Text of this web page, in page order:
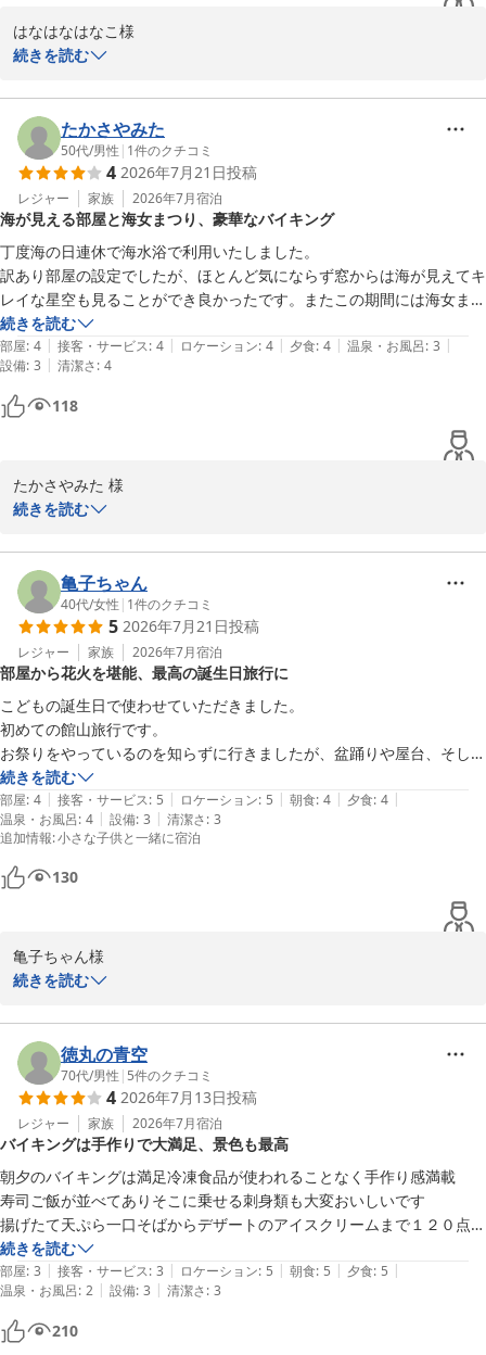
2部屋での宿泊でしたが、1部屋は洗面台やお風呂が黒カビだらけ、カ
ーテンも真っ黒で、焦げた後もありました。
ある程度古さはわかっての予約でしたが、部屋風呂は絶対に使用したく
清掃は綺麗だったので、ハズレ部屋だったのだと思います。
コンセントの数ももう少しあると便利です。
ただオーシャンビューはとてもよく、しかも当日、地元のお祭りがあ
り、部屋から花火を見られたのがサプライズ！
はなはなはなこ様
す。また、食事に関する温かいお言葉をいただき、大変嬉しく存じ
ます。ブュッフェスタイルの食事がご家族皆様にご満足いただけた
こと、特に揚げたての天ぷらや出来立てのオムレツをお楽しみいた
だけたことに感謝いたします。お客様からの貴重なご意見として、
浜焼きの食べ頃に関する案内は今後の改善点として検討させていた
だきます。
ただ、ご宿泊のお部屋の清掃状態についてはご不便をおかけし、大
変申し訳ございません。ご指摘いただいた点については、スタッフ
に共有し、今後のサービス向上に努めます。また、コンセントの数
に関しましても、今後の改善に役立てさせていただきます。オーシ
ャンビューや地元のお祭りの花火をお楽しみいただけたことは何よ
りでございます。
ホテル南海荘
味覚と眺望の宿 ホテル南海荘
2026-07-24
続きを読む
たかさやみた
50代/男性 | 1件のクチコミ
4 2026年7月21日投稿
レジャー 家族 2026年7月宿泊
海が見える部屋と海女まつり、豪華なバイキング
丁度海の日連休で海水浴で利用いたしました。
訳あり部屋の設定でしたが、ほとんど気にならず窓からは海が見えてキ
レイな星空も見ることができ良かったです。またこの期間には海女まつ
りが目の前で開催されており海女さん姿の方々が港をたいまつをもちな
がら遊泳するのが幻想的で良かったです
夕飯バイキングは色々な種類がありえびホタテサザエ焼きもあり食べ過
ぎ飲み過ぎ腹一杯でした。笑
シーズンですし、今時はどこも高いので仕方ないですが、もう少しリー
続きを読む
部屋: 4 | 接客・サービス: 4 | ロケーション: 4 | 夕食: 4 | 温泉・お風呂: 3 |
設備: 3 | 清潔さ: 4
118
たかさやみた 様
す。海の日の連休にお越しいただき、素晴らしい体験をされたこと
を嬉しく思います。
お部屋についてのご感想をいただき、ありがとうございます。窓か
らの美しい海の景色や星空をお楽しみいただけたとのこと、大変光
栄です。また、海女まつりの幻想的な雰囲気もお楽しみいただけた
ようで何よりです。
夕食のバイキングにつきましても、様々な料理を味わっていただけ
たことを嬉しく思います。料金についてのご意見は今後の参考とさ
せていただきます。
再度のご来館を心よりお待ち申し上げております。
ホテル南海荘
2026-07-22
続きを読む
亀子ちゃん
40代/女性 | 1件のクチコミ
5 2026年7月21日投稿
レジャー 家族 2026年7月宿泊
部屋から花火を堪能、最高の誕生日旅行に
こどもの誕生日で使わせていただきました。
初めての館山旅行です。
お祭りをやっているのを知らずに行きましたが、盆踊りや屋台、そして
花火も部屋の窓から目の前でみれて最高でした！（全部屋から見えるよ
うになっているのか、お誕生日でその部屋にしていただけたの
か・・・！？)
子供たちも大喜びで、来年も来たい！と言っていましたので、また是非
泊まらせていただきたいです★
年季が入っている感は否めませんが、従業員の皆さまはとても親切で気
持ちよく、おかげ様で素敵な誕生日旅行になりました。なにより、館山
が大好きになりました！
続きを読む
部屋: 4 | 接客・サービス: 5 | ロケーション: 5 | 朝食: 4 | 夕食: 4 |
温泉・お風呂: 4 | 設備: 3 | 清潔さ: 3
追加情報:小さな子供と一緒に宿泊
130
亀子ちゃん様
ます。また、お子様の誕生日を当館でお祝いしていただけたこと、
大変光栄に思っております。
お祭りのイベントや花火をお楽しみいただけたとのこと、私たちも
嬉しく思います。特にお誕生日という特別な日にお子様たちが喜ん
でくださったことは、私たちにとっても何よりの励みとなります。
館内の雰囲気や従業員のサービスについてもお褒めいただき、心よ
り感謝申し上げます。私たちはお客様に快適なご滞在を提供できる
よう、日々努力しております。
来年のご利用をお待ち申し上げております。どうぞ今後ともよろし
くお願いいたします。
ホテル南海荘
続きを読む
徳丸の青空
70代/男性 | 5件のクチコミ
4 2026年7月13日投稿
レジャー 家族 2026年7月宿泊
バイキングは手作りで大満足、景色も最高
朝夕のバイキングは満足冷凍食品が使われることなく手作り感満載
寿司ご飯が並べてありそこに乗せる刺身類も大変おいしいです
揚げたて天ぷら一口そばからデザートのアイスクリームまで１２０点満
点の高評価
残念は風呂です外の景色が見えない作りですがシャワーなどは水圧充分
です
目の前の水平線大島利島などが眺められ飲み放題付きですのでお勧めい
たします
続きを読む
部屋: 3 | 接客・サービス: 3 | ロケーション: 5 | 朝食: 5 | 夕食: 5 |
温泉・お風呂: 2 | 設備: 3 | 清潔さ: 3
210